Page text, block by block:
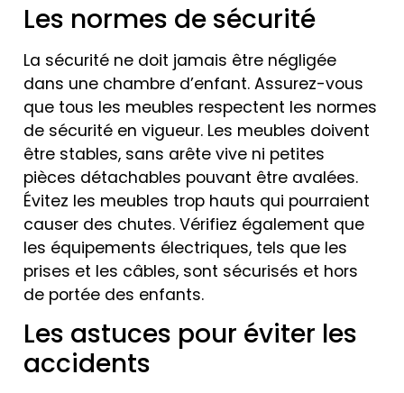
Les normes de sécurité
La sécurité ne doit jamais être négligée
dans une chambre d’enfant. Assurez-vous
que tous les meubles respectent les normes
de sécurité en vigueur. Les meubles doivent
être stables, sans arête vive ni petites
pièces détachables pouvant être avalées.
Évitez les meubles trop hauts qui pourraient
causer des chutes. Vérifiez également que
les équipements électriques, tels que les
prises et les câbles, sont sécurisés et hors
de portée des enfants.
Les astuces pour éviter les
accidents